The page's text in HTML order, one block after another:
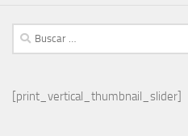
Buscar:
[print_vertical_thumbnail_slider]